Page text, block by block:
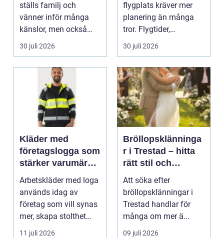
ställs familj och
vänner inför många
känslor, men också
praktiska beslut. En b...
30 juli 2026
flygplats kräver mer
planering än många
tror. Flygtider,
packning, säker...
30 juli 2026
Kläder med
företagslogga som
stärker varumärket
varje dag
Arbetskläder med loga
används idag av
företag som vill synas
mer, skapa stolthet
inte...
11 juli 2026
Bröllopsklänninga
r i Trestad – hitta
rätt stil och
passform inför den
stora dagen
Att söka efter
bröllopsklänningar i
Trestad handlar för
många om mer ä...
09 juli 2026